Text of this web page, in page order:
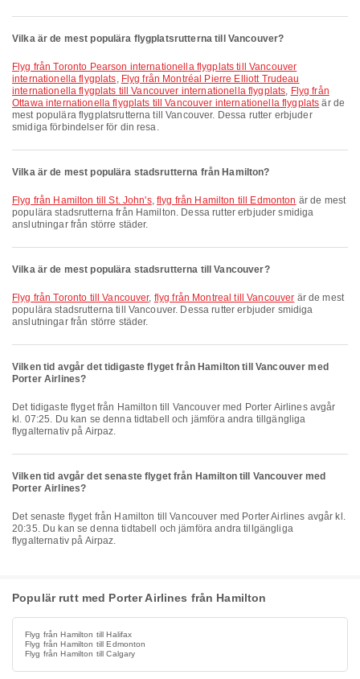
Vilka är de mest populära flygplatsrutterna till Vancouver?
Flyg från Toronto Pearson internationella flygplats till Vancouver
internationella flygplats, Flyg från Montréal Pierre Elliott Trudeau
internationella flygplats till Vancouver internationella flygplats, Flyg från
Ottawa internationella flygplats till Vancouver internationella flygplats är de
mest populära flygplatsrutterna till Vancouver. Dessa rutter erbjuder
smidiga förbindelser för din resa.
Vilka är de mest populära stadsrutterna från Hamilton?
flyg från Hamilton till St. John's,flyg från Hamilton till Edmonton är de mest
populära stadsrutterna från Hamilton. Dessa rutter erbjuder smidiga
anslutningar från större städer.
Vilka är de mest populära stadsrutterna till Vancouver?
flyg från Toronto till Vancouver, flyg från Montreal till Vancouver är de mest
populära stadsrutterna till Vancouver. Dessa rutter erbjuder smidiga
anslutningar från större städer.
Vilken tid avgår det tidigaste flyget från Hamilton till Vancouver med
Porter Airlines?
Det tidigaste flyget från Hamilton till Vancouver med Porter Airlines avgår
kl. 07:25. Du kan se denna tidtabell och jämföra andra tillgängliga
flygalternativ på Airpaz.
Vilken tid avgår det senaste flyget från Hamilton till Vancouver med
Porter Airlines?
Det senaste flyget från Hamilton till Vancouver med Porter Airlines avgår kl.
20:35. Du kan se denna tidtabell och jämföra andra tillgängliga
flygalternativ på Airpaz.
Populär rutt med Porter Airlines från Hamilton
Flyg från Hamilton till Halifax
Flyg från Hamilton till Edmonton
Flyg från Hamilton till Calgary